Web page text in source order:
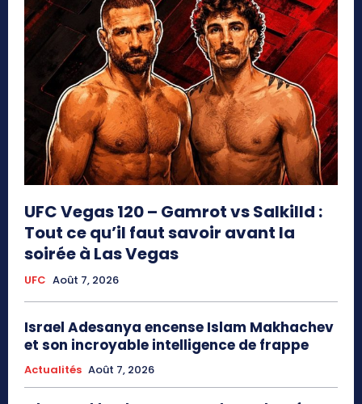
UFC Vegas 120 – Gamrot vs Salkilld :
Tout ce qu’il faut savoir avant la
soirée à Las Vegas
UFC Août 7, 2026
Israel Adesanya encense Islam Makhachev
et son incroyable intelligence de frappe
Actualités Août 7, 2026